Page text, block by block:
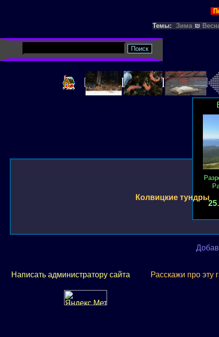
Темы:
Зима ₪
Колвицкие тундры
Написать администратору сайта Расскажи про эту